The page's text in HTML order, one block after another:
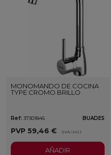
MONOMANDO DE COCINA
TYPE CROMO BRILLO
Ref: 37301845 BUADES
PVP 59,46 € (IVA incl.)
AÑADIR